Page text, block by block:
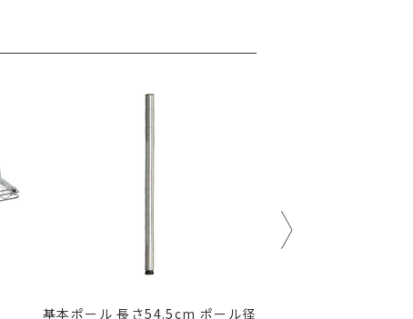
基本ポール 長さ54.5cm ポール径